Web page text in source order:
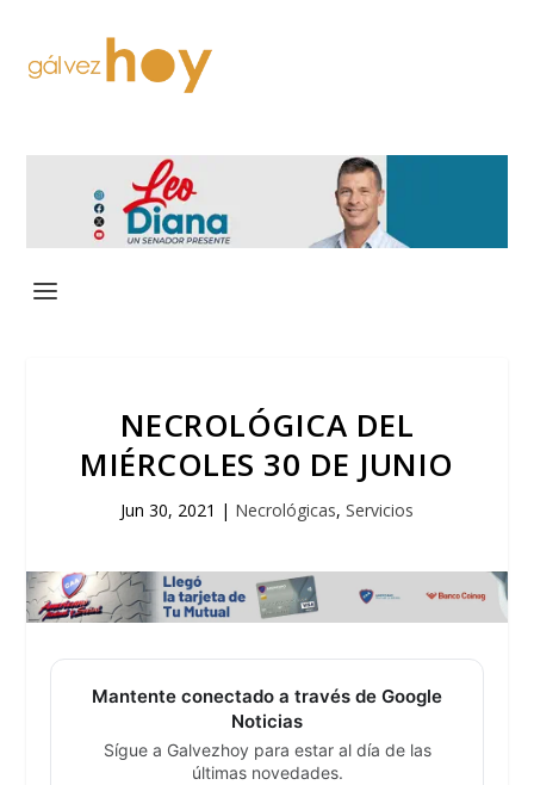
NECROLÓGICA DEL
MIÉRCOLES 30 DE JUNIO
Jun 30, 2021 | Necrológicas, Servicios
Mantente conectado a través de Google
Noticias
Sígue a Galvezhoy para estar al día de las
últimas novedades.